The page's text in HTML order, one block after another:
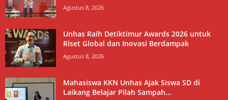
Agustus 8, 2026
Unhas Raih Detiktimur Awards 2026 untuk
Riset Global dan Inovasi Berdampak
Agustus 8, 2026
Mahasiswa KKN Unhas Ajak Siswa SD di
Laikang Belajar Pilah Sampah...